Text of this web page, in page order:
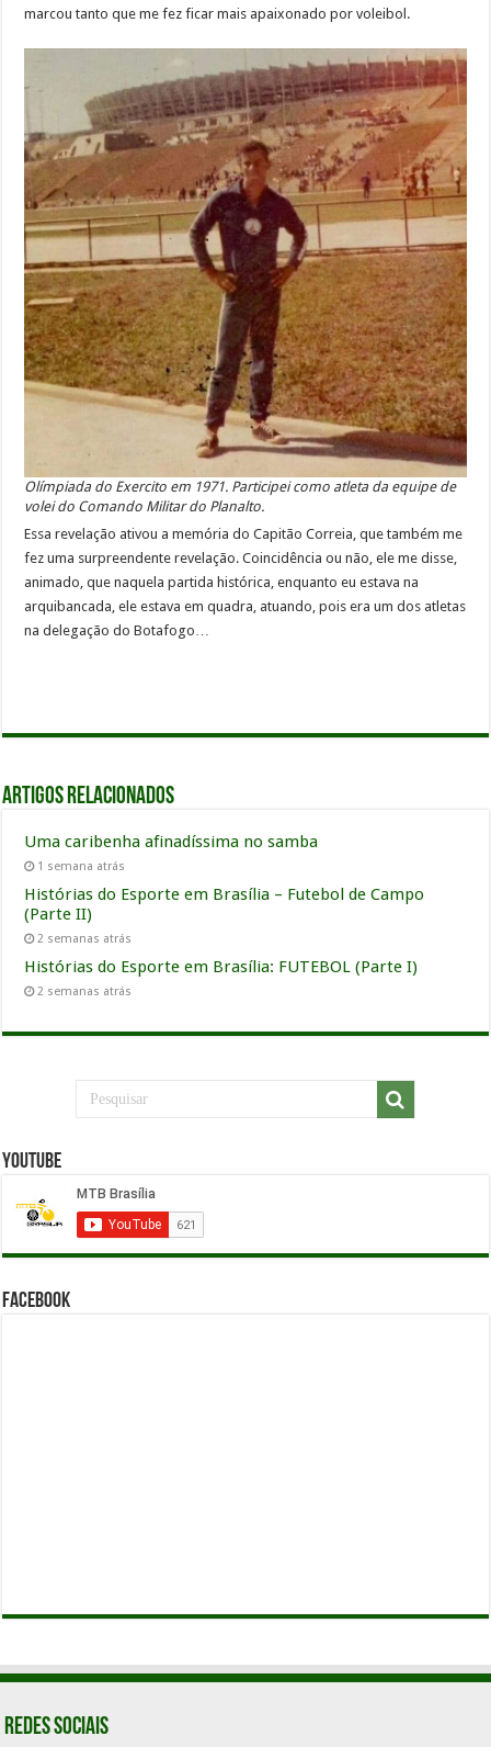
marcou tanto que me fez ficar mais apaixonado por voleibol.
Olímpiada do Exercito em 1971. Participei como atleta da equipe de
volei do Comando Militar do Planalto.
Essa revelação ativou a memória do Capitão Correia, que também me
fez uma surpreendente revelação. Coincidência ou não, ele me disse,
animado, que naquela partida histórica, enquanto eu estava na
arquibancada, ele estava em quadra, atuando, pois era um dos atletas
na delegação do Botafogo…
Artigos relacionados
Uma caribenha afinadíssima no samba
1 semana atrás
Histórias do Esporte em Brasília – Futebol de Campo
(Parte II)
2 semanas atrás
Histórias do Esporte em Brasília: FUTEBOL (Parte I)
2 semanas atrás
YouTube
Facebook
Redes Sociais